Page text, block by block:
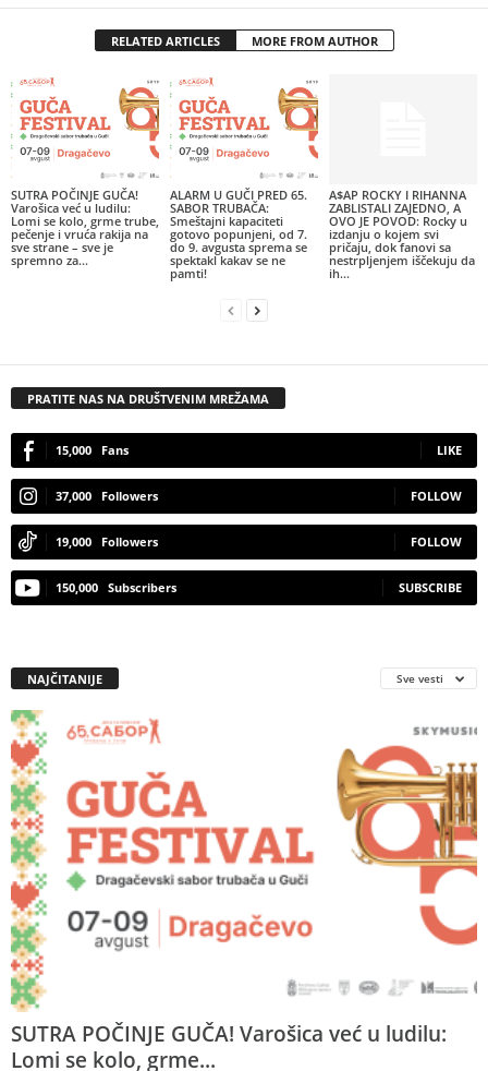
RELATED ARTICLES MORE FROM AUTHOR
SUTRA POČINJE GUČA!
Varošica već u ludilu:
Lomi se kolo, grme trube,
pečenje i vruća rakija na
sve strane – sve je
spremno za...
ALARM U GUČI PRED 65.
SABOR TRUBAČA:
Smeštajni kapaciteti
gotovo popunjeni, od 7.
do 9. avgusta sprema se
spektakl kakav se ne
pamti!
A$AP ROCKY I RIHANNA
ZABLISTALI ZAJEDNO, A
OVO JE POVOD: Rocky u
izdanju o kojem svi
pričaju, dok fanovi sa
nestrpljenjem iščekuju da
ih...
PRATITE NAS NA DRUŠTVENIM MREŽAMA
15,000 Fans LIKE
37,000 Followers FOLLOW
19,000 Followers FOLLOW
150,000 Subscribers SUBSCRIBE
NAJČITANIJE Sve vesti
SUTRA POČINJE GUČA! Varošica već u ludilu:
Lomi se kolo, grme...